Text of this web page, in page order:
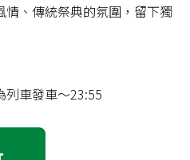
、傳統祭典的氛圍，留下獨
列車發車～23:55